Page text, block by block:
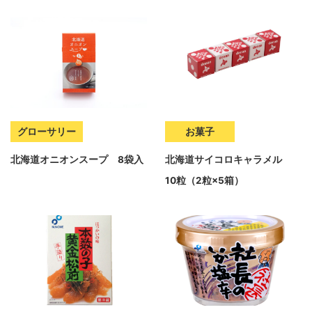
グローサリー
北海道オニオンスープ 8袋入
お菓子
北海道サイコロキャラメル
10粒（2粒×5箱）